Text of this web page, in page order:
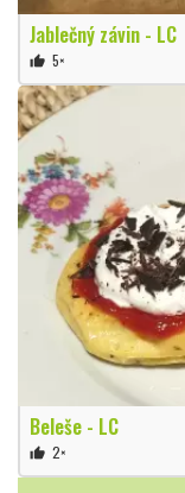
Jablečný závin - LC
thumb_up 5×
Beleše - LC
thumb_up 2×